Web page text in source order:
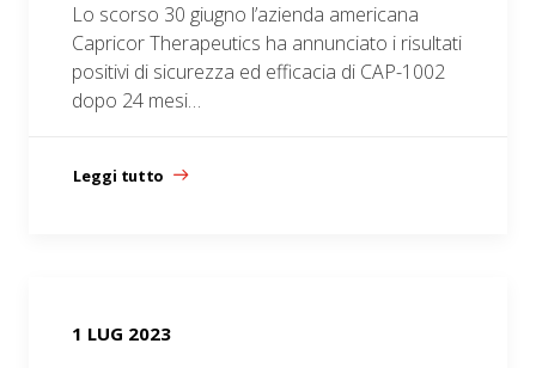
Lo scorso 30 giugno l’azienda americana
Capricor Therapeutics ha annunciato i risultati
positivi di sicurezza ed efficacia di CAP-1002
dopo 24 mesi…
Leggi tutto
1 LUG 2023